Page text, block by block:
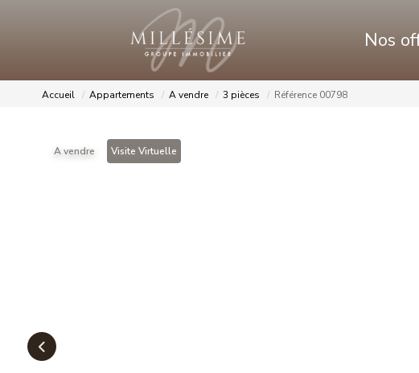
Nos
Accueil Appartements A vendre 3 pièces Référence 00798
A vendre Visite Virtuelle